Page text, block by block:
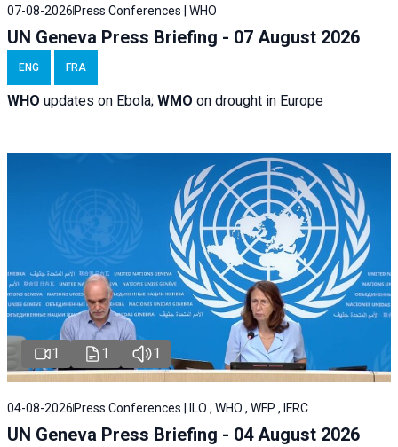
07-08-2026 Press Conferences | WHO
UN Geneva Press Briefing - 07 August 2026
ENG FRA
WHO updates on Ebola; WMO on drought in Europe
1 1 1
04-08-2026 Press Conferences | ILO , WHO , WFP , IFRC
UN Geneva Press Briefing - 04 August 2026